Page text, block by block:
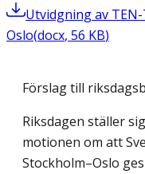
Utvidgning av
Oslo(docx, 56 KB)
Förslag till
Riksdagen ställer
motionen om att
Stockholm–Oslo